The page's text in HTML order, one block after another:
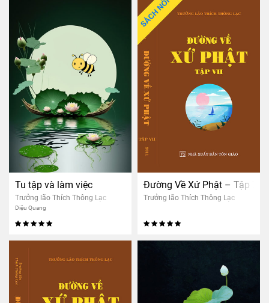
Tu tập và làm việc
Trưởng lão Thích Thông Lạc
Diệu Quang
Đường Về Xứ Phật – Tập 7
Trưởng lão Thích Thông Lạc